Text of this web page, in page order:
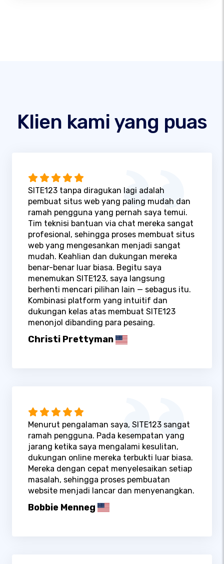
Klien kami yang puas
SITE123 tanpa diragukan lagi adalah
pembuat situs web yang paling mudah dan
ramah pengguna yang pernah saya temui.
Tim teknisi bantuan via chat mereka sangat
profesional, sehingga proses membuat situs
web yang mengesankan menjadi sangat
mudah. Keahlian dan dukungan mereka
benar-benar luar biasa. Begitu saya
menemukan SITE123, saya langsung
berhenti mencari pilihan lain — sebagus itu.
Kombinasi platform yang intuitif dan
dukungan kelas atas membuat SITE123
menonjol dibanding para pesaing.
Christi Prettyman
Menurut pengalaman saya, SITE123 sangat
ramah pengguna. Pada kesempatan yang
jarang ketika saya mengalami kesulitan,
dukungan online mereka terbukti luar biasa.
Mereka dengan cepat menyelesaikan setiap
masalah, sehingga proses pembuatan
website menjadi lancar dan menyenangkan.
Bobbie Menneg